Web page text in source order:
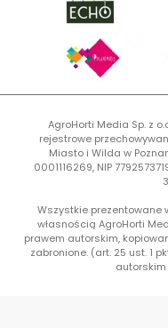
AgroHorti Media Sp. z
rejestrowe
Miasto i Wilda w
0001116269, NIP
Wszystkie
własnością AgroHorti
prawem autorskim,
zabronione. (art. 25 ust. 1